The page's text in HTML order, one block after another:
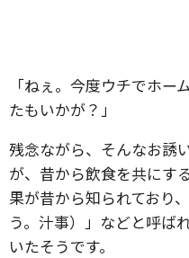
「ねぇ。今度ウチでホー
たもいかが？」
残念ながら、そんなお誘
が、昔から飲食を共にす
果が昔から知られており
う。汁事）」などと呼ば
いたそうです。